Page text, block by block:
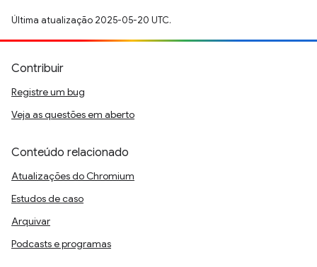
Última atualização 2025-05-20 UTC.
Contribuir
Registre um bug
Veja as questões em aberto
Conteúdo relacionado
Atualizações do Chromium
Estudos de caso
Arquivar
Podcasts e programas